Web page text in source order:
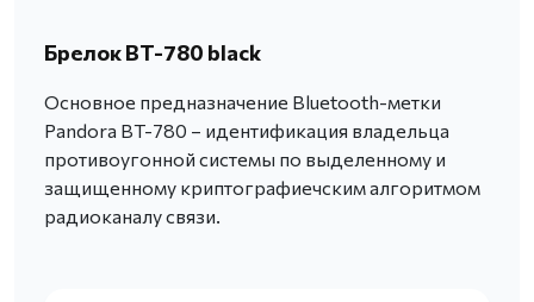
Брелок BT-780 black
Основное предназначение Bluetooth-метки
Pandora BT-780 – идентификация владельца
противоугонной системы по выделенному и
защищенному криптографиечским алгоритмом
радиоканалу связи.